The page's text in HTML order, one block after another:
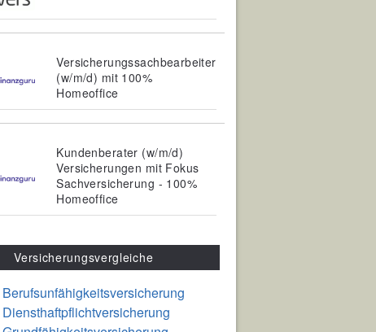
Versicherungssachbearbeiter
(w/m/d) mit 100%
Homeoffice
Kundenberater (w/m/d)
Versicherungen mit Fokus
Sachversicherung - 100%
Homeoffice
Versicherungsvergleiche
Berufsunfähigkeitsversicherung
Diensthaftpflichtversicherung